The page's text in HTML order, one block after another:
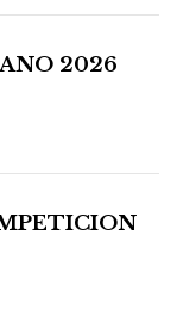
2026